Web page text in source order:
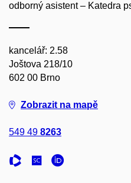
odborný asistent – Katedra
kancelář: 2.58
Joštova 218/10
602 00 Brno
Zobrazit na mapě
549 49 8263